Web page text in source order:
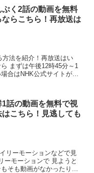
く2話の動画を無料
らこちら！再放送は
法を紹介！再放送はい
まずは午後12時45分～1
合はNHK公式サイトが運
話の動画を無料で視
こちら！見逃しても
リーモーションなどで見
ーモーションで 見ようと
そも動画がなかったりし